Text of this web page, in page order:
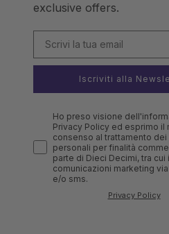
exclusive offers.
Iscriviti alla
Ho preso visione
Privacy Policy ed esprimo il
consenso al trattamento dei
personali per finalità
parte di Dieci Decimi, tra cui
comunicazioni marketing
e/o sms.
Privacy Policy